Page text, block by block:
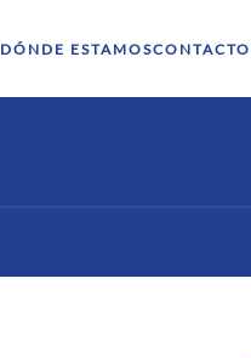
DÓNDE ESTAMOSCONTACTO